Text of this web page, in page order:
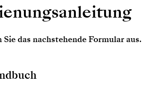
das nachstehende Formular aus.